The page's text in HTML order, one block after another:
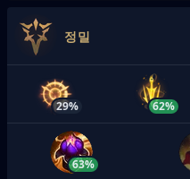
정밀
29% 62%
63%